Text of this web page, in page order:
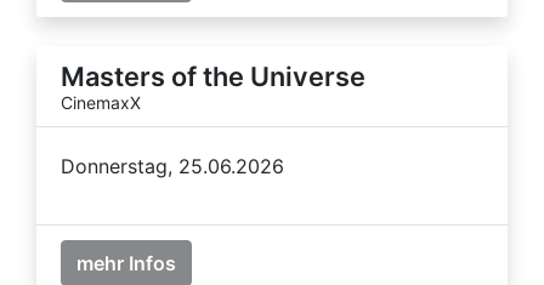
Masters of the Universe
CinemaxX
Donnerstag, 25.06.2026
mehr Infos